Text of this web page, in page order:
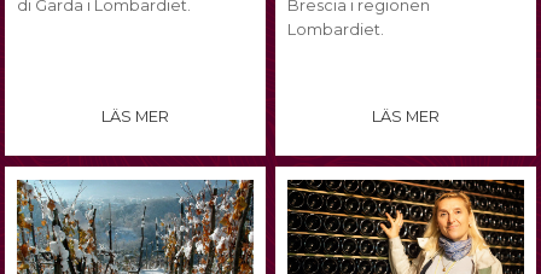
di Garda i Lombardiet.
LÄS MER
Brescia i regionen
Lombardiet.
LÄS MER